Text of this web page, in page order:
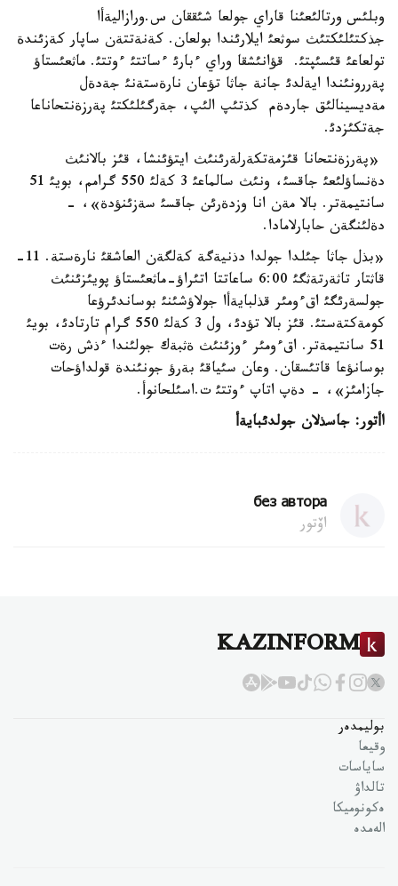
وبلئس ورتالئعئنا قاراي جولعا شئققان س.ورازاليةأا
جذكتئلئكتئث سوثعئ ايلارئندا بولعان. كةنةتتةن ساپار كةزئندة
تولعاعئ قئسئپتئ. قؤانئشقا وراي ءبارئ ءساتتئ ءوتتئ. ماثعئستاؤ
پةررونئندا ايةلدئ جانة جاثا تؤعان نارةستةنئ جةدةل
مةديسينالئق جاردةم كذتئپ الئپ، جةرگئلئكتئ پةرزةنتحاناعا
جةتكئزدئ.
«پةرزةنتحانا قئزمةتكةرلةرئنئث ايتؤئنشا، قئز بالانئث
دةنساؤلئعئ جاقسئ، ونئث سالماعئ 3 كةلئ 550 گرامم، بويئ 51
سانتيمةتر. بالا مةن انا وزدةرئن جاقسئ سةزئنؤدة»، -
دةلئنگةن حابارلامادا.
«بذل جاثا جئلدا جولدا دذنيةگة كةلگةن العاشقئ نارةستة. 11-
قاثتار تاثةرتةثگئ 6:00 ساعاتتا اتئراؤ-ماثعئستاؤ پويئزئنئث
جولسةرئگئ اقءومئر قذلبايةأا جولاؤشئنئ بوساندئرؤعا
كومةكتةستئ. قئز بالا تؤدئ، ول 3 كةلئ 550 گرام تارتادئ، بويئ
51 سانتيمةتر. اقءومئر ءوزئنئث ةثبةك جولئندا ءذش رةت
بوسانؤعا قاتئسقان. وعان سئياقئ بةرؤ جونئندة قولداؤحات
جازامئز»، - دةپ اتاپ ءوتتئ ت.اسئلحانوأ.
اأتور: جاسذلان جولدئبايةأ
без автора
اۆتور
KAZINFORM
بوليمدەر
وقيعا
ساياسات
تالداۋ
ەكونوميكا
الەمدە